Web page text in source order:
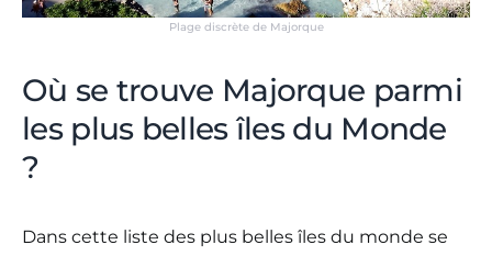
Plage discrète de Majorque
Où se trouve Majorque parmi
les plus belles îles du Monde
?
Dans cette liste des plus belles îles du monde se